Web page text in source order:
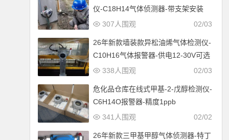
仪-C18H14气体侦测器-带支架安装
02/03
307人围观
26年新款墙装款异松油烯气体检测仪-
C10H16气体报警器-供电12-30V可选
02/03
338人围观
危化品仓库在线式甲基-2-戊醇检测仪-
C6H14O报警器-精度1ppb
02/02
341人围观
26年新款三甲基甲醇气体侦测器-特丁